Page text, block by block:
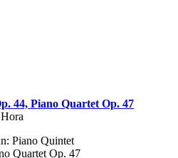
44, Piano Quartet Op. 47